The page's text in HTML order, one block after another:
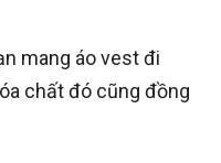
mang áo vest đi
chất đó cũng đồng